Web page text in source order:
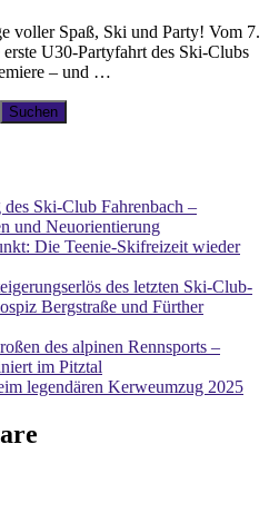
voller Spaß, Ski und Party! Vom 7.
U30-Partyfahrt des Ski-Clubs
– und …
Ski-Club Fahrenbach –
und Neuorientierung
Die Teenie-Skifreizeit wieder
des letzten Ski-Club-
Bergstraße und Fürther
des alpinen Rennsports –
im Pitztal
legendären Kerweumzug 2025